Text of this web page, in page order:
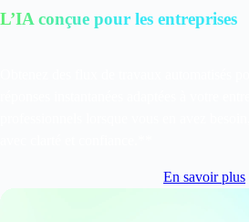
L’IA conçue pour les entreprises
En savoir plus